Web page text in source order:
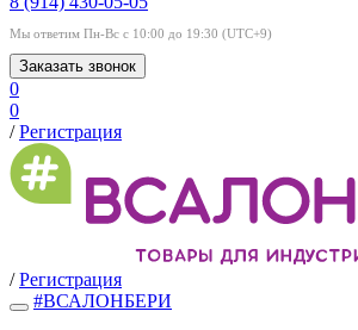
Мы ответим Пн-Вс с 10:00 до 19:30 (UTC+9)
Заказать звонок
0
0
/ Регистрация
/ Регистрация
#ВСАЛОНБЕРИ